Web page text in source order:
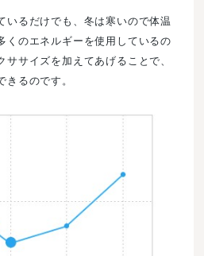
いるだけでも、冬は寒いので体温
くのエネルギーを使用しているの
サイズを加えてあげることで、
きるのです。